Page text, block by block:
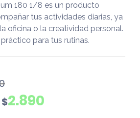
180 1/8 es un producto
tus actividades diarias, ya
oficina o la creatividad personal.
para tus rutinas.
$2.890